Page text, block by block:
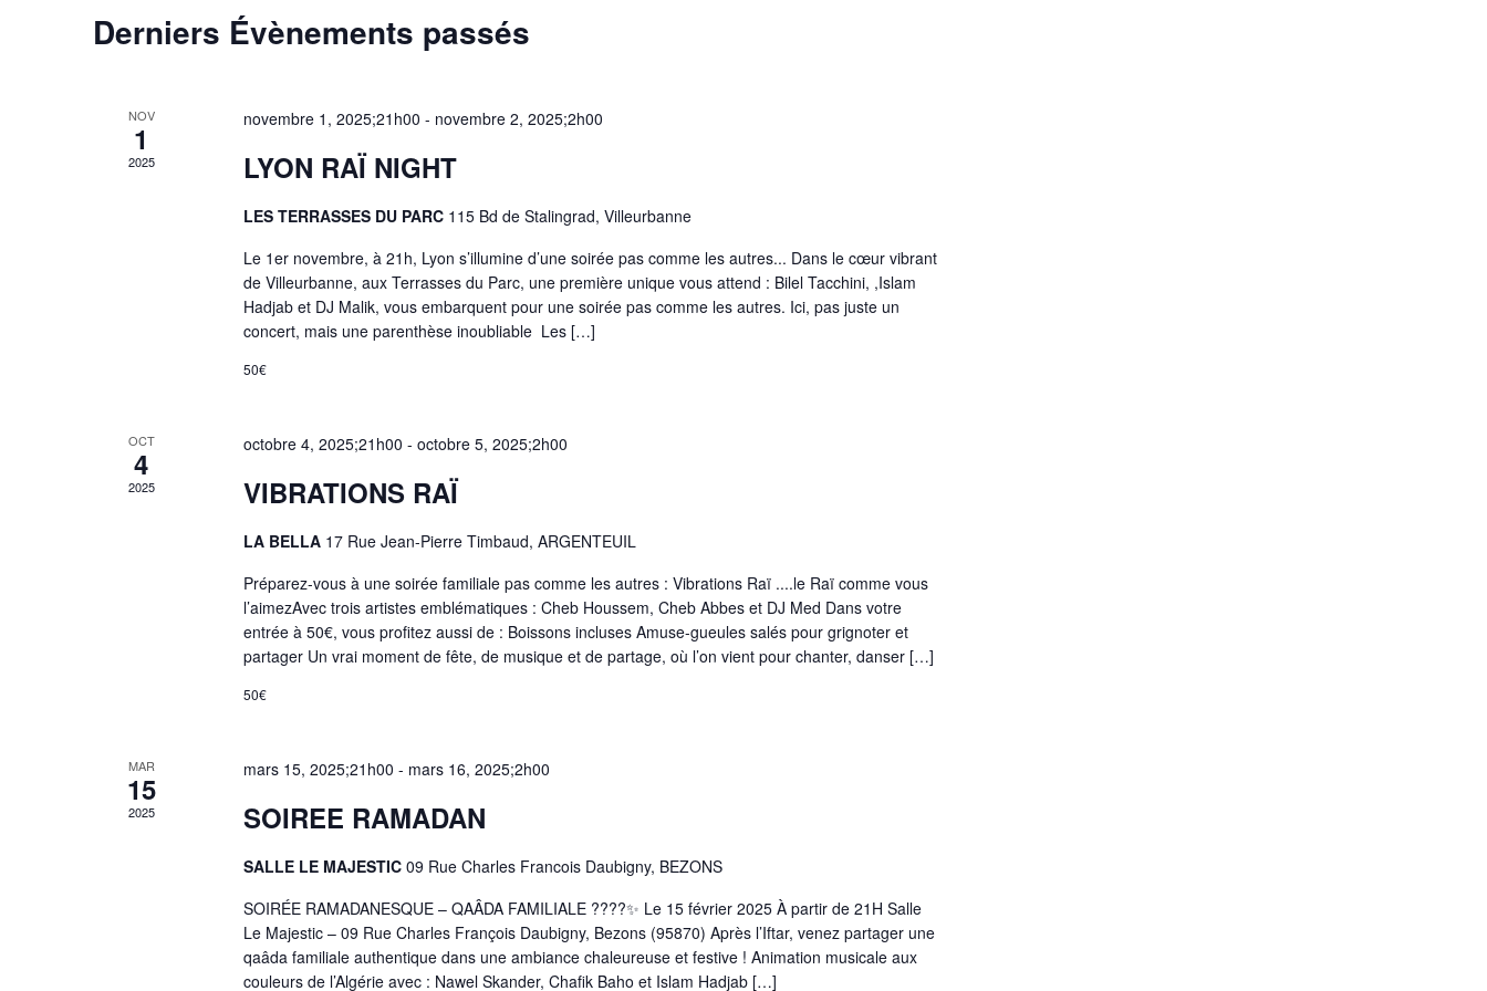
Derniers Évènements passés
NOV
1
2025
novembre 1, 2025;21h00 - novembre 2, 2025;2h00
LYON RAÏ NIGHT
LES TERRASSES DU PARC 115 Bd de Stalingrad, Villeurbanne
Le 1er novembre, à 21h, Lyon s’illumine d’une soirée pas comme les autres... Dans le cœur vibrant
de Villeurbanne, aux Terrasses du Parc, une première unique vous attend : Bilel Tacchini, ,Islam
Hadjab et DJ Malik, vous embarquent pour une soirée pas comme les autres. Ici, pas juste un
concert, mais une parenthèse inoubliable Les […]
50€
OCT
4
2025
octobre 4, 2025;21h00 - octobre 5, 2025;2h00
VIBRATIONS RAÏ
LA BELLA 17 Rue Jean-Pierre Timbaud, ARGENTEUIL
Préparez-vous à une soirée familiale pas comme les autres : Vibrations Raï ....le Raï comme vous
l’aimezAvec trois artistes emblématiques : Cheb Houssem, Cheb Abbes et DJ Med Dans votre
entrée à 50€, vous profitez aussi de : Boissons incluses Amuse-gueules salés pour grignoter et
partager Un vrai moment de fête, de musique et de partage, où l’on vient pour chanter, danser […]
50€
MAR
15
2025
mars 15, 2025;21h00 - mars 16, 2025;2h00
SOIREE RAMADAN
SALLE LE MAJESTIC 09 Rue Charles Francois Daubigny, BEZONS
SOIRÉE RAMADANESQUE – QAÂDA FAMILIALE ????✨ Le 15 février 2025 À partir de 21H Salle
Le Majestic – 09 Rue Charles François Daubigny, Bezons (95870) Après l’Iftar, venez partager une
qaâda familiale authentique dans une ambiance chaleureuse et festive ! Animation musicale aux
couleurs de l’Algérie avec : Nawel Skander, Chafik Baho et Islam Hadjab […]